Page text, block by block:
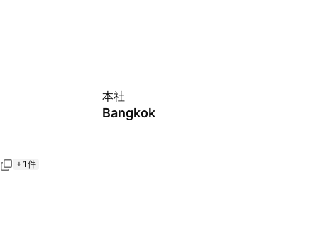
本社
Bangkok
+1件